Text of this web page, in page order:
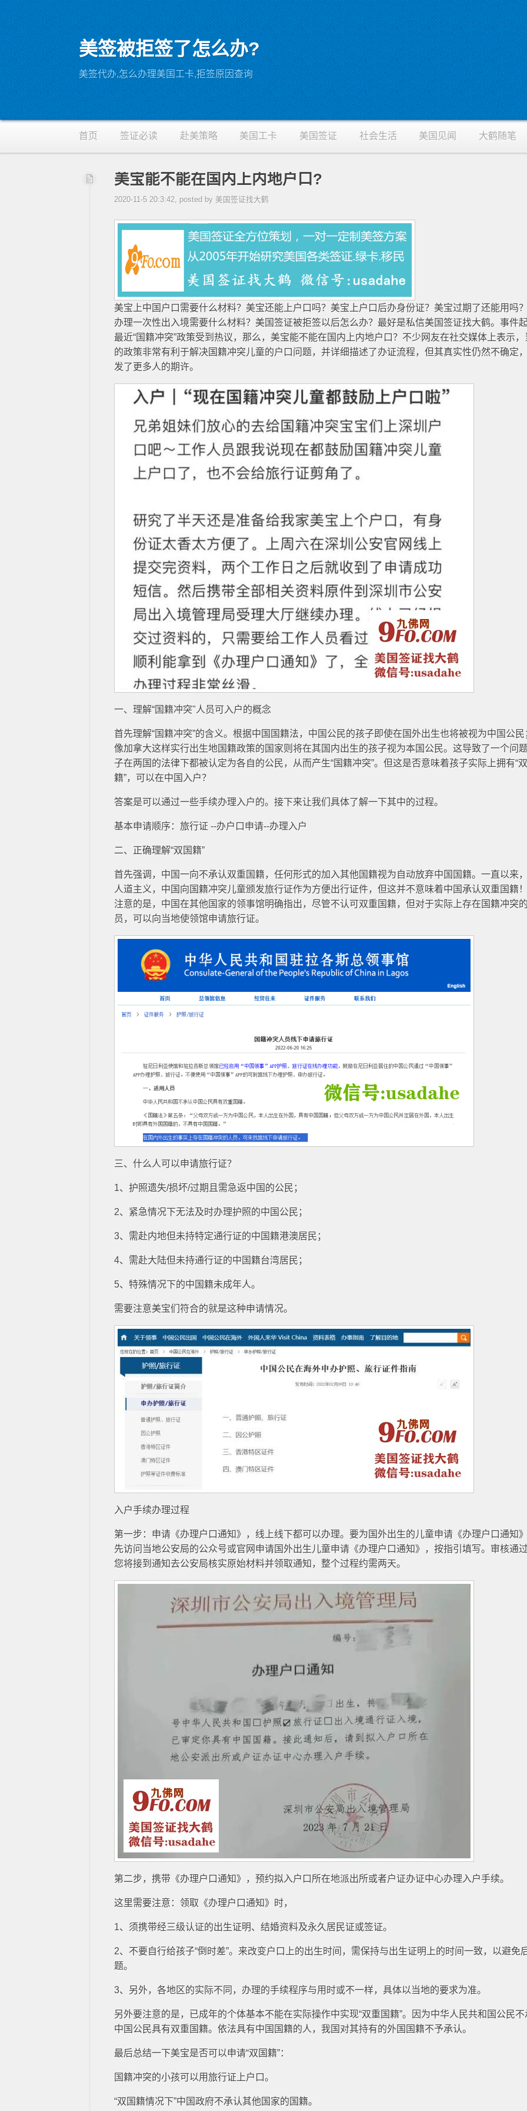
美签被拒签了怎么办?
美签代办,怎么办理美国工卡,拒签原因查询
RSS
首页 签证必读 赴美策略 美国工卡 美国签证 社会生活 美国见闻 大鹤随笔
美宝能不能在国内上内地户口?
2020-11-5 20:3:42, posted by 美国签证找大鹤
美宝上中国户口需要什么材料？美宝还能上户口吗？美宝上户口后办身份证？美宝过期了还能用吗
办理一次性出入境需要什么材料？ 美国签证被拒签以后怎么办？最好是私信美国签证找大鹤。事件起
最近“国籍冲突”政策受到热议，那么，美宝能不能在国内上内地户口？不少网友在社交媒体上表示，
的政策非常有利于解决国籍冲突儿童的户口问题，并详细描述了办证流程，但其真实性仍然不确定，
发了更多人的期许。
一、理解“国籍冲突"人员可入户的概念
首先理解“国籍冲突”的含义。根据中国国籍法，中国公民的孩子即使在国外出生也将被视为中国公民
像加拿大这样实行出生地国籍政策的国家则将在其国内出生的孩子视为本国公民。这导致了一个问
子在两国的法律下都被认定为各自的公民，从而产生“国籍冲突”。但这是否意味着孩子实际上拥有“
籍”，可以在中国入户？
答案是可以通过一些手续办理入户的。接下来让我们具体了解一下其中的过程。
基本申请顺序：旅行证 --办户口申请--办理入户
二、正确理解“双国籍”
首先强调，中国一向不承认双重国籍，任何形式的加入其他国籍视为自动放弃中国国籍。一直以来
人道主义，中国向国籍冲突儿童颁发旅行证作为方便出行证件，但这并不意味着中国承认双重国籍
注意的是，中国在其他国家的领事馆明确指出，尽管不认可双重国籍，但对于实际上存在国籍冲突
员，可以向当地使领馆申请旅行证。
三、什么人可以申请旅行证？
1、护照遗失/损坏/过期且需急返中国的公民；
2、紧急情况下无法及时办理护照的中国公民；
3、需赴内地但未持特定通行证的中国籍港澳居民；
4、需赴大陆但未持通行证的中国籍台湾居民；
5、特殊情况下的中国籍未成年人。
需要注意美宝们符合的就是这种申请情况。
入户手续办理过程
第一步：申请《办理户口通知》，线上线下都可以办理。要为国外出生的儿童申请《办理户口通知
先访问当地公安局的公众号或官网申请国外出生儿童申请《办理户口通知》，按指引填写。审核通过
您将接到通知去公安局核实原始材料并领取通知，整个过程约需两天。
第二步，携带《办理户口通知》，预约拟入户口所在地派出所或者户证办证中心办理入户手续。
这里需要注意：领取《办理户口通知》时，
1、须携带经三级认证的出生证明、结婚资料及永久居民证或签证。
2、不要自行给孩子“倒时差”。来改变户口上的出生时间，需保持与出生证明上的时间一致，以避免
题。
3、另外，各地区的实际不同，办理的手续程序与用时或不一样，具体以当地的要求为准。
另外要注意的是，已成年的个体基本不能在实际操作中实现“双重国籍”。因为中华人民共和国公民不
中国公民具有双重国籍。依法具有中国国籍的人，我国对其持有的外国国籍不予承认。
最后总结一下美宝是否可以申请“双国籍”：
国籍冲突的小孩可以用旅行证上户口。
“双国籍情况下”中国政府不承认其他国家的国籍。